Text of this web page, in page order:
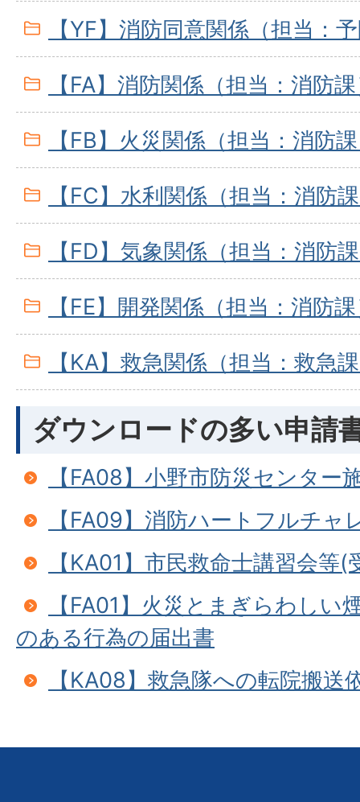
【YF】消防同意関係（担当：
【FA】消防関係（担当：消防
【FB】火災関係（担当：消防
【FC】水利関係（担当：消防
【FD】気象関係（担当：消防
【FE】開発関係（担当：消防
【KA】救急関係（担当：救急
ダウンロードの多い申請
【FA08】小野市防災センター
【FA09】消防ハートフルチャ
【KA01】市民救命士講習会等
【FA01】火災とまぎらわしい
のある行為の届出書
【KA08】救急隊への転院搬送